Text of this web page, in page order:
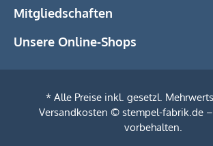
Mitgliedschaften
Unsere Online-Shops
* Alle Preise inkl. gesetzl.
Versandkosten © stempel-fabrik.de
vorbehalten.